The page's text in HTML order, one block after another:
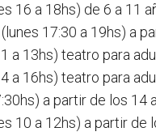
16 a 18hs) de 6 a 11
17:30 a 19hs) a
a 13hs) teatro para
a 16hs) teatro para
a partir de los 14
10 a 12hs) a partir